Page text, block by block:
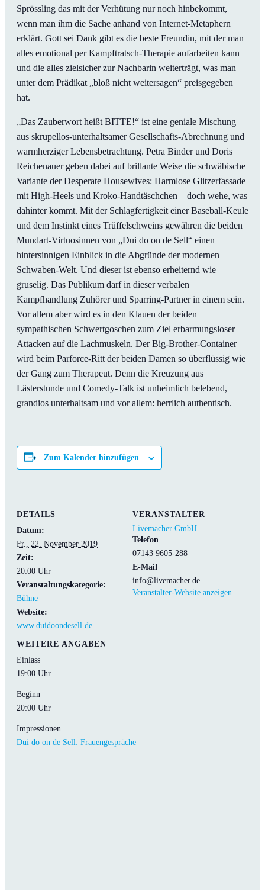
Sprössling das mit der Verhütung nur noch hinbekommt,
wenn man ihm die Sache anhand von Internet-Metaphern
erklärt. Gott sei Dank gibt es die beste Freundin, mit der man
alles emotional per Kampftratsch-Therapie aufarbeiten kann –
und die alles zielsicher zur Nachbarin weiterträgt, was man
unter dem Prädikat „bloß nicht weitersagen“ preisgegeben
hat.
„Das Zauberwort heißt BITTE!“ ist eine geniale Mischung
aus skrupellos-unterhaltsamer Gesellschafts-Abrechnung und
warmherziger Lebensbetrachtung. Petra Binder und Doris
Reichenauer geben dabei auf brillante Weise die schwäbische
Variante der Desperate Housewives: Harmlose Glitzerfassade
mit High-Heels und Kroko-Handtäschchen – doch wehe, was
dahinter kommt. Mit der Schlagfertigkeit einer Baseball-Keule
und dem Instinkt eines Trüffelschweins gewähren die beiden
Mundart-Virtuosinnen von „Dui do on de Sell“ einen
hintersinnigen Einblick in die Abgründe der modernen
Schwaben-Welt. Und dieser ist ebenso erheiternd wie
gruselig. Das Publikum darf in dieser verbalen
Kampfhandlung Zuhörer und Sparring-Partner in einem sein.
Vor allem aber wird es in den Klauen der beiden
sympathischen Schwertgoschen zum Ziel erbarmungsloser
Attacken auf die Lachmuskeln. Der Big-Brother-Container
wird beim Parforce-Ritt der beiden Damen so überflüssig wie
der Gang zum Therapeut. Denn die Kreuzung aus
Lästerstunde und Comedy-Talk ist unheimlich belebend,
grandios unterhaltsam und vor allem: herrlich authentisch.
Zum Kalender hinzufügen
DETAILS
Datum:
Fr., 22. November 2019
Zeit:
20:00 Uhr
Veranstaltungskategorie:
Bühne
Website:
www.duidoondesell.de
VERANSTALTER
Livemacher GmbH
Telefon
07143 9605-288
E-Mail
info@livemacher.de
Veranstalter-Website anzeigen
WEITERE ANGABEN
Einlass
19:00 Uhr
Beginn
20:00 Uhr
Impressionen
Dui do on de Sell: Frauengespräche